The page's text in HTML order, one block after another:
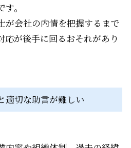
。
が会社の内情を把握するまで
応が後手に回るおそれがあり
適切な助言が難しい